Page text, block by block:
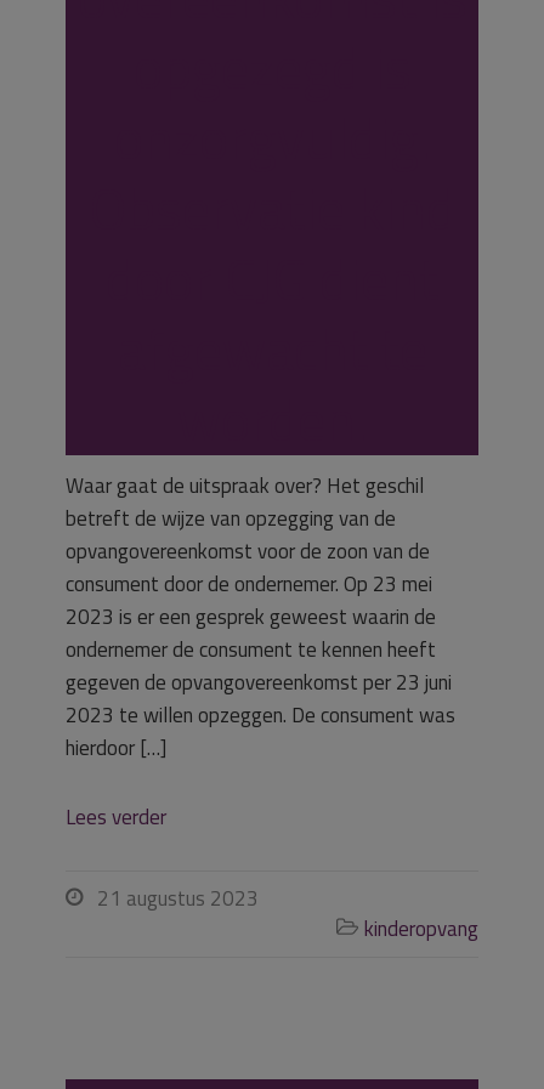
Waar gaat de uitspraak over? Het geschil
betreft de wijze van opzegging van de
opvangovereenkomst voor de zoon van de
consument door de ondernemer. Op 23 mei
2023 is er een gesprek geweest waarin de
ondernemer de consument te kennen heeft
gegeven de opvangovereenkomst per 23 juni
2023 te willen opzeggen. De consument was
hierdoor […]
Lees verder
 21 augustus 2023
 kinderopvang